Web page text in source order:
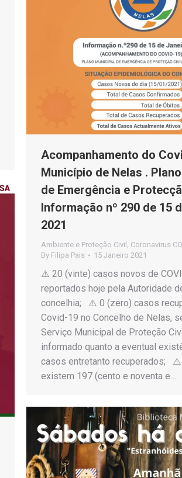
Acompanhamento do
Município de Nelas .
de Emergência e
Informação nº 290 de 15
2021
Ambiente e Proteção Civil Coronavirus
By Filipa Pais 15 Janeiro 2021
⚠️ 20 (vinte) casos novos de
reportados hoje pela Autoridade
concelhia; ⚠️ 0 (zero) casos
Covid-19 no Concelho de Nelas,
Serviço Municipal de Proteção
informado quanto a eventual
casos entretanto recuperados; ⚠️
existem 197 (cento e noventa e…